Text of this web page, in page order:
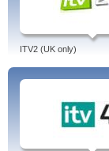
ITV2 (UK only)